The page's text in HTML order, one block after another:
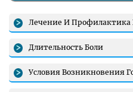
Лечение И Профилактика
Длительность Боли
Условия Возникновения